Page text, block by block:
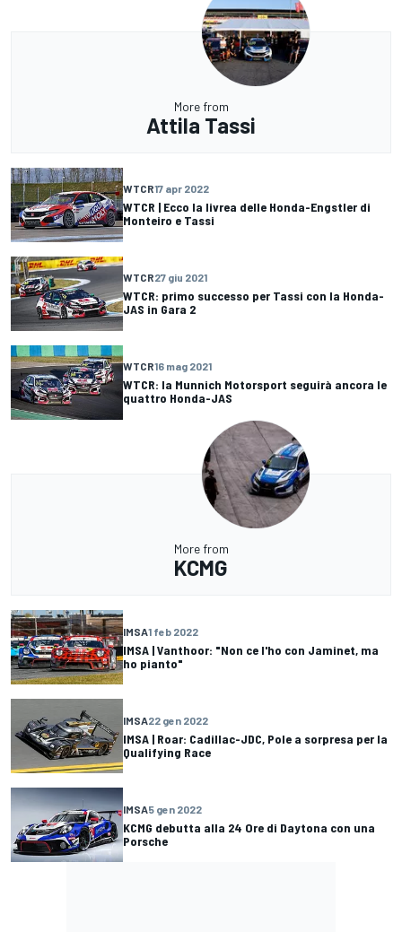
More from
Attila Tassi
WTCR17 apr 2022
WTCR | Ecco la livrea delle Honda-Engstler di
Monteiro e Tassi
WTCR27 giu 2021
WTCR: primo successo per Tassi con la Honda-
JAS in Gara 2
WTCR16 mag 2021
WTCR: la Munnich Motorsport seguirà ancora le
quattro Honda-JAS
More from
KCMG
IMSA1 feb 2022
IMSA | Vanthoor: "Non ce l'ho con Jaminet, ma
ho pianto"
IMSA22 gen 2022
IMSA | Roar: Cadillac-JDC, Pole a sorpresa per la
Qualifying Race
IMSA5 gen 2022
KCMG debutta alla 24 Ore di Daytona con una
Porsche